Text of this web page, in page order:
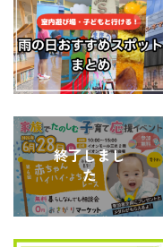
終了しまし
た